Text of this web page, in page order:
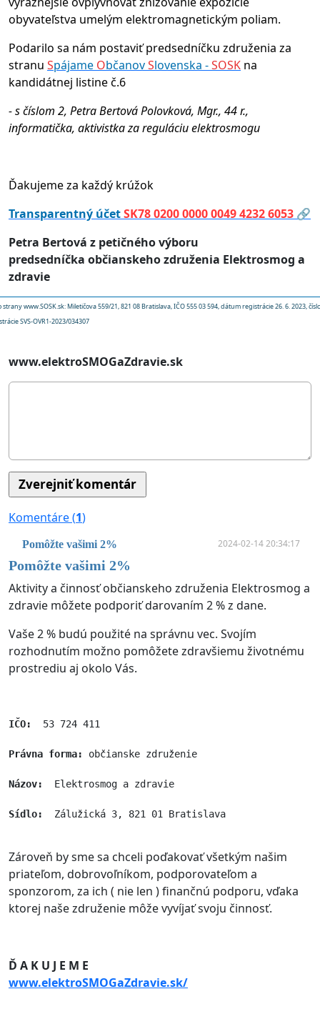
obyvateľstva umelým elektromagnetickým poliam.
Podarilo sa nám postaviť predsedníčku združenia za
stranu Spájame ObčanovSlovenska -SOSK na
kandidátnej listine č.6
- s číslom 2, Petra Bertová Polovková, Mgr., 44 r.,
informatička, aktivistka za reguláciu elektrosmogu
Ďakujeme za každý krúžok
Transparentný účetSK78 0200 0000 0049 4232 6053 🔗
Petra Bertová z petičného výboru
predsedníčka občianskeho združenia Elektrosmog a
zdravie
strany www.SOSK.sk: Miletičova 559/21, 821 08 Bratislava, IČO 555 03 594, dátum registrácie 26. 6. 2023,
SVS-OVR1-2023/034307
www.elektroSMOGaZdravie.sk
Komentáre (1)
Pomôžte vašimi 2% 2024-02-14 20:34:17
Pomôžte vašimi 2%
Aktivity a činnosť občianskeho združenia Elektrosmog a
zdravie môžete podporiť darovaním 2 % z dane.
Vaše 2 % budú použité na správnu vec. Svojím
rozhodnutím možno pomôžete zdravšiemu životnému
prostrediu aj okolo Vás.
IČO:
  53 724 411
Právna forma: občianske združenie
Názov:
  Elektrosmog a zdravie
Sídlo:
  Zálužická 3, 821 01 Bratislava
Zároveň by sme sa chceli poďakovať všetkým našim
priateľom, dobrovoľníkom, podporovateľom a
sponzorom, za ich ( nie len ) finančnú podporu, vďaka
ktorej naše združenie môže vyvíjať svoju činnosť.
Ď A K U J E M E
www.elektroSMOGaZdravie.sk/